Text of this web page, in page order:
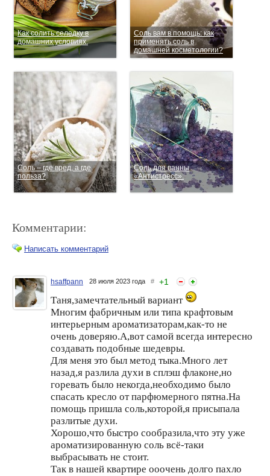
Как солить селедку в
домашних условиях.
Соль вам в помощь: как
применять соль в
домашней косметологии?
Соль – где вред, а где
польза?
Соль для ванны
«Антистресс».
Как уменьшить
потребление соли?
Молочная соль для ванны.
Рыба запеченная в соли
20 применений обычной
пищевой соли
Комментарии:
Написать комментарий
hsaffpann 28 июля 2023 года # +1
Таня,замечтательный вариант
Многим фабричным или типа крафтовым
интерьерным ароматизаторам,как-то не
очень доверяю.А,вот самой всегда интересно
создавать подобные шедевры.
Для меня это был метод тыка.Много лет
назад,я разлила духи в сплэш флаконе,но
горевать было некогда,необходимо было
спасать кресло от парфюмерного пятна.На
помощь пришла соль,которой,я присыпала
разлитые духи.
Хорошо,что быстро сообразила,что эту уже
ароматизированную соль всё-таки
выбрасывать не стоит.
Так в нашей квартире ооочень долго пахло